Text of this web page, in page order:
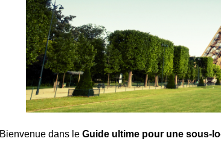
Bienvenue dans leGuide ultime pour une sous-